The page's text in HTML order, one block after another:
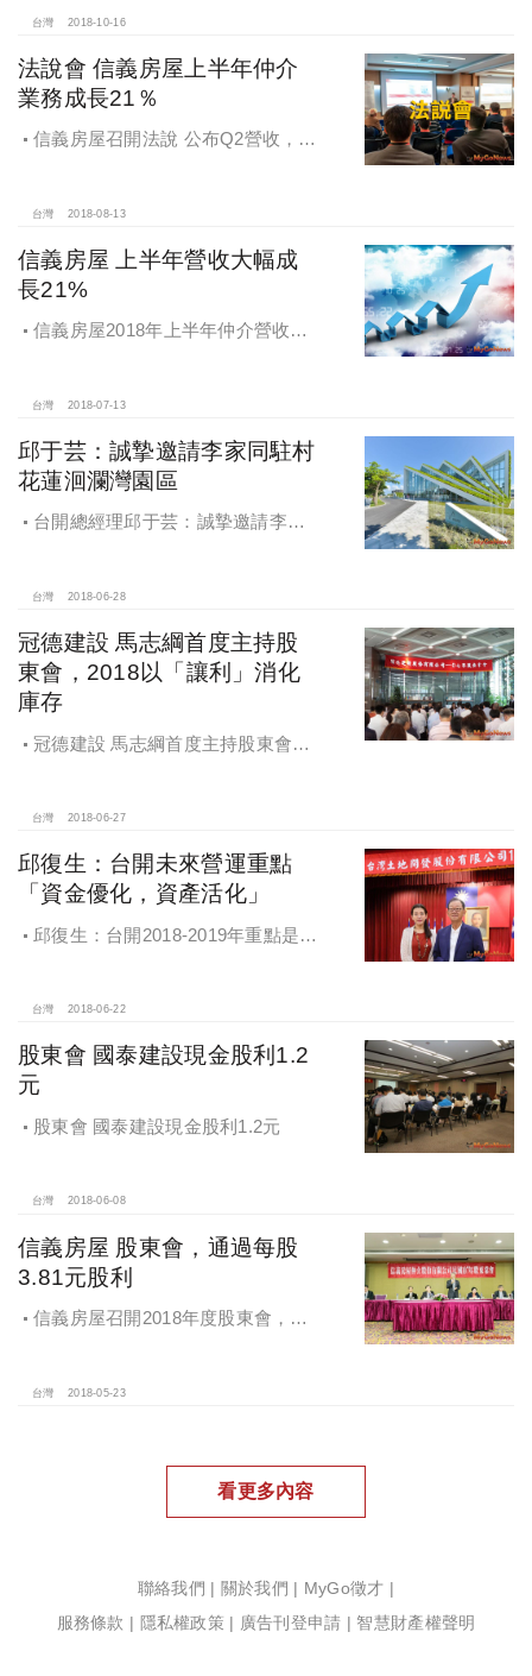
姜曉雯Cardin現身站台
台灣 2018-10-16
法說會 信義房屋上半年仲介
業務成長21％
信義房屋召開法說 公布Q2營收，上
台灣 2018-08-13
信義房屋 上半年營收大幅成
長21%
信義房屋2018年上半年仲介營收大
台灣 2018-07-13
邱于芸：誠摯邀請李家同駐村
花蓮洄瀾灣園區
台開總經理邱于芸：誠摯邀請李家
台灣 2018-06-28
冠德建設 馬志綱首度主持股
東會，2018以「讓利」消化
庫存
冠德建設 馬志綱首度主持股東會，
台灣 2018-06-27
邱復生：台開未來營運重點
「資金優化，資產活化」
邱復生：台開2018-2019年重點是，
台灣 2018-06-22
股東會 國泰建設現金股利1.2
元
股東會 國泰建設現金股利1.2元
台灣 2018-06-08
信義房屋 股東會，通過每股
3.81元股利
信義房屋召開2018年度股東會，通
台灣 2018-05-23
看更多內容
聯絡我們 關於我們 MyGo徵才
服務條款
隱私權政策 廣告刊登申請
智慧財產權聲明